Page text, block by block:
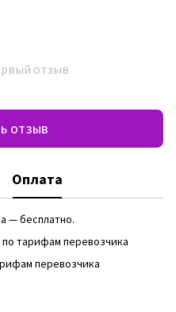
отзыв
отзыв
Оплата
— бесплатно.
тарифам перевозчика
перевозчика